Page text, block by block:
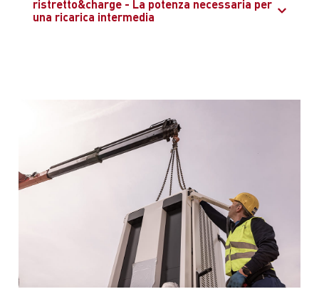
ristretto&charge - La potenza necessaria per
una ricarica intermedia